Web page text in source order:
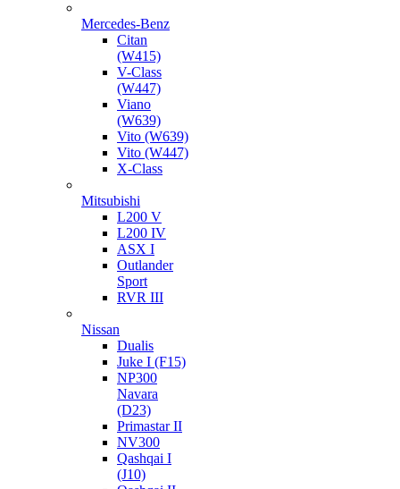
Mercedes-Benz
Citan
(W415)
V-Class
(W447)
Viano
(W639)
Vito (W639)
Vito (W447)
X-Class
Mitsubishi
L200 V
L200 IV
ASX I
Outlander
Sport
RVR III
Nissan
Dualis
Juke I (F15)
NP300
Navara
(D23)
Primastar II
NV300
Qashqai I
(J10)